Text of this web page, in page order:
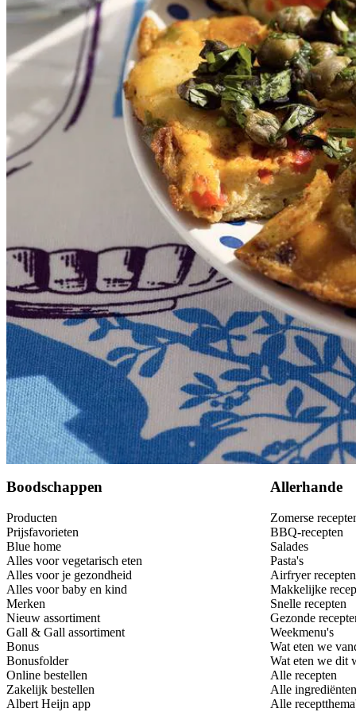
eieren
paprikapoeder
tenenknoflook
100
4 el platte peterselie
Boodschappen
Producten
Prijsfavorieten
Blue home
Alles voor vegetarisch eten
Alles voor je gezondheid
Alles voor baby en kind
Merken
Nieuw assortiment
Gall & Gall assortiment
Bonus
Bonusfolder
Online bestellen
Zakelijk bestellen
Albert Heijn app
Allerhande
Zomerse
BBQ-recepten
Salades
Pasta's
Airfryer recepten
Makkelijke
Snelle recepten
Gezonde
Weekmenu's
Wat eten we
Wat eten we dit
Alle recepten
Alle ingrediënten
Alle